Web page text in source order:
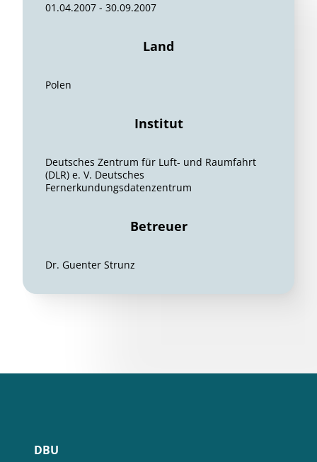
01.04.2007 - 30.09.2007
Land
Polen
Institut
Deutsches Zentrum für Luft- und Raumfahrt
(DLR) e. V. Deutsches
Fernerkundungsdatenzentrum
Betreuer
Dr. Guenter Strunz
DBU